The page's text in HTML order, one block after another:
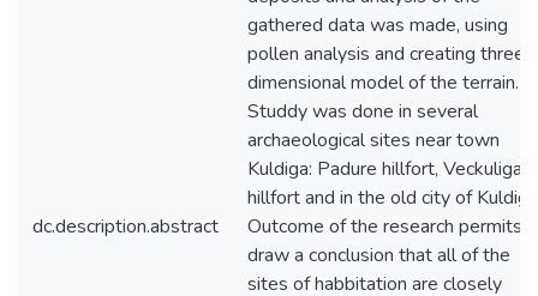
dc.description.abstract
gathered data was made, using
pollen analysis and creating three-
dimensional model of the terrain.
Studdy was done in several
archaeological sites near town
Kuldiga: Padure hillfort, Veckuliga
hillfort and in the old city of
Outcome of the research permits
draw a conclusion that all of the
sites of habbitation are closely